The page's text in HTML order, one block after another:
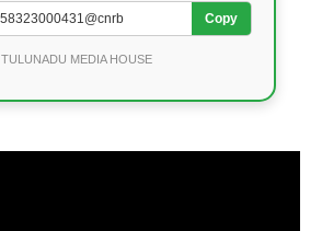
Copy
TULUNADU MEDIA HOUSE